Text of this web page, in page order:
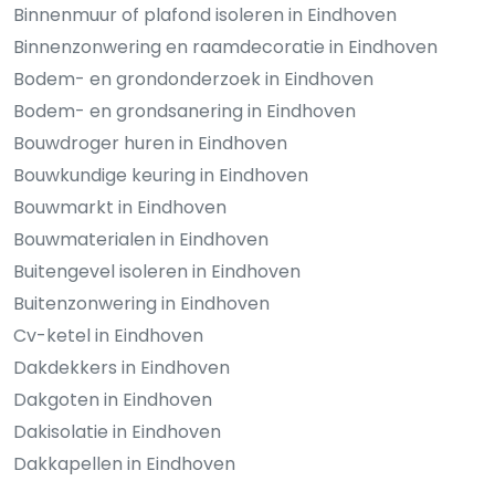
Binnenmuur of plafond isoleren in Eindhoven
Binnenzonwering en raamdecoratie in Eindhoven
Bodem- en grondonderzoek in Eindhoven
Bodem- en grondsanering in Eindhoven
Bouwdroger huren in Eindhoven
Bouwkundige keuring in Eindhoven
Bouwmarkt in Eindhoven
Bouwmaterialen in Eindhoven
Buitengevel isoleren in Eindhoven
Buitenzonwering in Eindhoven
Cv-ketel in Eindhoven
Dakdekkers in Eindhoven
Dakgoten in Eindhoven
Dakisolatie in Eindhoven
Dakkapellen in Eindhoven